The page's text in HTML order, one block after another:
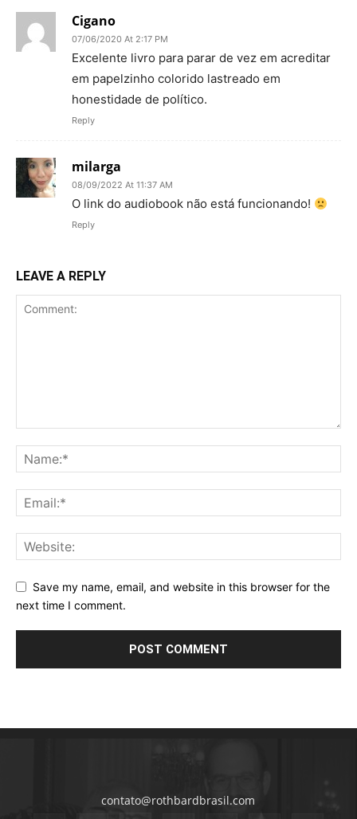
Cigano
07/06/2020 At 2:17 PM
Excelente livro para parar de vez em acreditar
em papelzinho colorido lastreado em
honestidade de político.
Reply
milarga
08/09/2022 At 11:37 AM
O link do audiobook não está funcionando!
Reply
LEAVE A REPLY
Save my name, email, and website in this browser for the
next time I comment.
contato@rothbardbrasil.com